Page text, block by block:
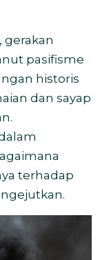
gerakan
pasifisme
historis
dan sayap
terhadap